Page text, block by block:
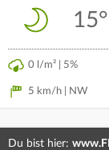
15°
0 l/m² | 5%
5 km/h | NW
Du bist hier: